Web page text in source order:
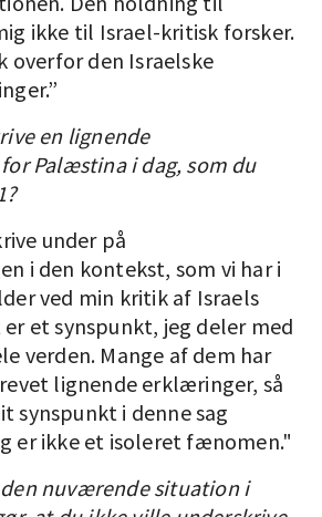
ikke til Israel-kritisk forsker.
overfor den Israelske
en lignende
Palæstina i dag, som du
under på
i den kontekst, som vi har i
ved min kritik af Israels
et synspunkt, jeg deler med
verden. Mange af dem har
lignende erklæringer, så
synspunkt i denne sag
er ikke et isoleret fænomen."
den nuværende situation i